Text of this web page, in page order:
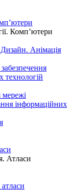
Комп’ютери
Анімація
технологій
мережі
інформаційних
Атласи